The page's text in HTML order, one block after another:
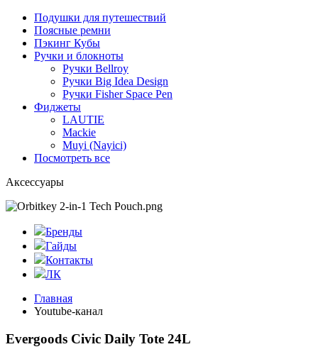
Подушки для путешествий
Поясные ремни
Пэкинг Кубы
Ручки и блокноты
Ручки Bellroy
Ручки Big Idea Design
Ручки Fisher Space Pen
Фиджеты
LAUTIE
Mackie
Muyi (Nayici)
Посмотреть все
Аксессуары
Бренды
Гайды
Контакты
ЛК
Главная
Youtube-канал
Evergoods Civic Daily Tote 24L